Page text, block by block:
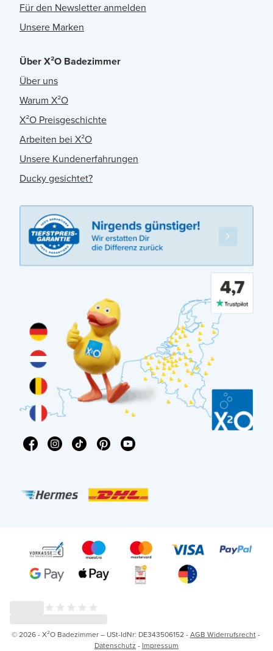
Für den Newsletter anmelden
Unsere Marken
Über X²O Badezimmer
Über uns
Warum X²O
X²O Preisgeschichte
Arbeiten bei X²O
Unsere Kundenerfahrungen
Ducky gesichtet?
© 2026 - X²O Badezimmer – USt-IdNr: DE343506152 -AGB Widerrufsrecht-
Datenschutz - Impressum